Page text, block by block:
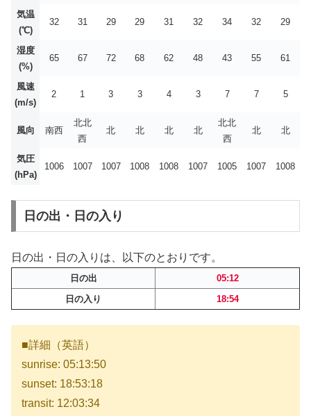
気温
(℃)
32 31 29 29 31 32 34 32 29
湿度
(%)
65 67 72 68 62 48 43 55 61
風速
(m/s)
2 1 3 3 4 3 7 7 5
風向 南西
北北
西
北 北 北 北
北北
西
北 北
気圧
(hPa)
1006 1007 1007 1008 1008 1007 1005 1007 1008
日の出・日の入り
日の出・日の入りは、以下のとおりです。
日の出
05:12
日の入り
18:54
■詳細（英語）
sunrise: 05:13:50
sunset: 18:53:18
transit: 12:03:34